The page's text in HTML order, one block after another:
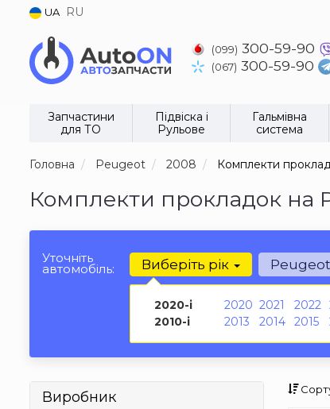
UA RU
(099) 300-59-90
(067) 300-59-90
Запчастини
для ТО
Підвіска і
Рульове
Гальмівна
система
Головна Peugeot 2008 Комплекти
Комплекти прокладок на
Уточніть
автомобіль: Виберіть рік
2020-і 2020 2021 2022
2010-і
2013 2014 2015
Peugeot
Виробник